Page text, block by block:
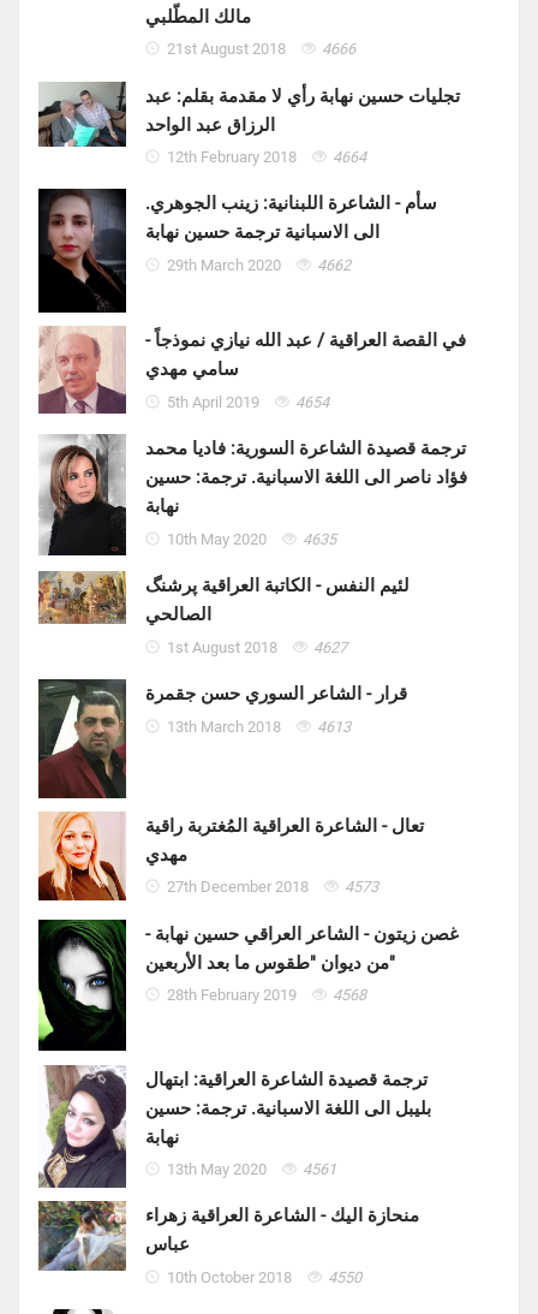
مالك المطّلبي
21st August 2018 4666
تجليات حسين نهابة رأي لا مقدمة بقلم: عبد
الرزاق عبد الواحد
12th February 2018 4664
سأم - الشاعرة اللبنانية: زينب الجوهري.
الى الاسبانية ترجمة حسين نهابة
29th March 2020 4662
في القصة العراقية / عبد الله نيازي نموذجاً -
سامي مهدي
5th April 2019 4654
ترجمة قصيدة الشاعرة السورية: فاديا محمد
فؤاد ناصر الى اللغة الاسبانية. ترجمة: حسين
نهابة
10th May 2020 4635
لئيم النفس - الكاتبة العراقية پرشنگ
الصالحي
1st August 2018 4627
قرار - الشاعر السوري حسن جقمرة
13th March 2018 4613
تعال - الشاعرة العراقية المُغتربة راقية
مهدي
27th December 2018 4573
غصن زيتون - الشاعر العراقي حسين نهابة -
من ديوان "طقوس ما بعد الأربعين"
28th February 2019 4568
ترجمة قصيدة الشاعرة العراقية: ابتهال
بليبل الى اللغة الاسبانية. ترجمة: حسين
نهابة
13th May 2020 4561
منحازة اليك - الشاعرة العراقية زهراء
عباس
10th October 2018 4550